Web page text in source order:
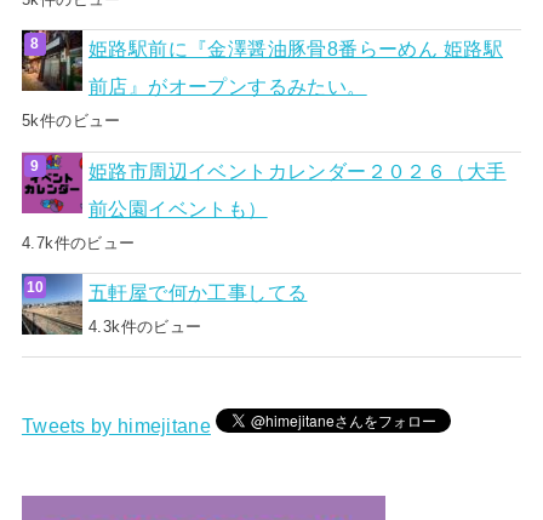
姫路駅前に『金澤醤油豚骨8番らーめん 姫路駅
前店』がオープンするみたい。
5k件のビュー
姫路市周辺イベントカレンダー２０２６（大手
前公園イベントも）
4.7k件のビュー
五軒屋で何か工事してる
4.3k件のビュー
Tweets by himejitane